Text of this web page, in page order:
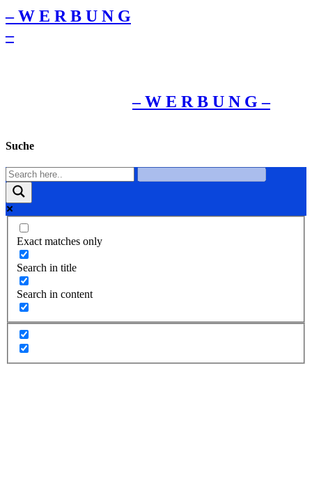
– W Ε R Β U Ν G
–
– W Ε R Β U Ν G –
Suche
Exact matches only
Search in title
Search in content